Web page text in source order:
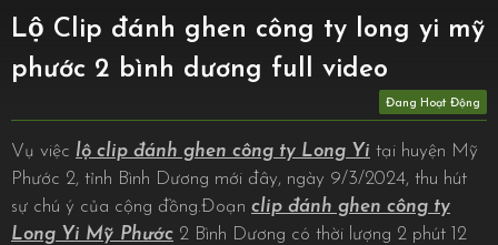
Lộ Clip đánh ghen công ty long yi mỹ
phước 2 bình dương full video
Vụ việc lộ clip đánh ghen công ty Long Yi tại huyện Mỹ
Phước 2, tỉnh Bình Dương mới đây, ngày 9/3/2024, thu hút
sự chú ý của cộng đồng.Đoạn clip đánh ghen công ty
Long Yi Mỹ Phước 2 Bình Dương có thời lượng 2 phút 12